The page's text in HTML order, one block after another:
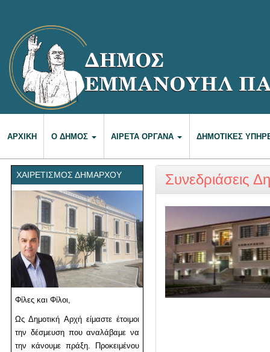
ΑΡΧΙΚΉ Ο ΔΉΜΟΣ ΑΙΡΕΤΆ ΌΡΓΑΝΑ ΔΗΜΟΤΙΚΈΣ
ΧΑΙΡΕΤΙΣΜΌΣ ΔΗΜΆΡΧΟΥ
Φίλες και Φίλοι,
Ως Δημοτική Αρχή είμαστε έτοιμοι
την δέσμευση που αναλάβαμε να
την κάνουμε πράξη. Προκειμένου
Συνεδριάσεις